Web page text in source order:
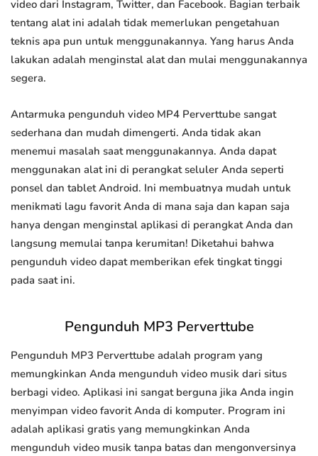
video dari Instagram, Twitter, dan Facebook. Bagian terbaik
tentang alat ini adalah tidak memerlukan pengetahuan
teknis apa pun untuk menggunakannya. Yang harus Anda
lakukan adalah menginstal alat dan mulai menggunakannya
segera.
Antarmuka pengunduh video MP4 Perverttube sangat
sederhana dan mudah dimengerti. Anda tidak akan
menemui masalah saat menggunakannya. Anda dapat
menggunakan alat ini di perangkat seluler Anda seperti
ponsel dan tablet Android. Ini membuatnya mudah untuk
menikmati lagu favorit Anda di mana saja dan kapan saja
hanya dengan menginstal aplikasi di perangkat Anda dan
langsung memulai tanpa kerumitan! Diketahui bahwa
pengunduh video dapat memberikan efek tingkat tinggi
pada saat ini.
Pengunduh MP3 Perverttube
Pengunduh MP3 Perverttube adalah program yang
memungkinkan Anda mengunduh video musik dari situs
berbagi video. Aplikasi ini sangat berguna jika Anda ingin
menyimpan video favorit Anda di komputer. Program ini
adalah aplikasi gratis yang memungkinkan Anda
mengunduh video musik tanpa batas dan mengonversinya